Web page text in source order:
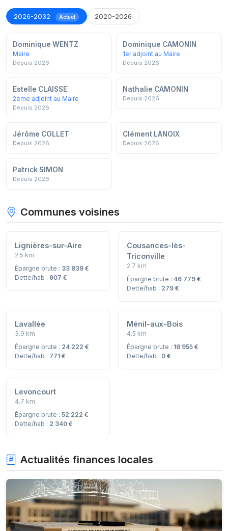
2026-2032 Actuel 2020-2026
Dominique WENTZ
Maire
Depuis 2026
Dominique CAMONIN
1er adjoint au Maire
Depuis 2026
Estelle CLAISSE
2ème adjoint au Maire
Depuis 2026
Nathalie CAMONIN
Depuis 2026
Jérôme COLLET
Depuis 2026
Clément LANOIX
Depuis 2026
Patrick SIMON
Depuis 2026
Communes voisines
Lignières-sur-Aire
2.5 km
Épargne brute : 33 839 €
Dette/hab : 907 €
Cousances-lès-
Triconville
2.7 km
Épargne brute : 46 779 €
Dette/hab : 279 €
Lavallée
3.9 km
Épargne brute : 24 222 €
Dette/hab : 771 €
Ménil-aux-Bois
4.5 km
Épargne brute : 18 955 €
Dette/hab : 0 €
Levoncourt
4.7 km
Épargne brute : 52 222 €
Dette/hab : 2 340 €
Actualités finances locales